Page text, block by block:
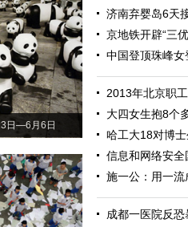
日—6月6日
济南弃婴岛6天
京地铁开辟“三
中国登顶珠峰
2013年北京职
大四女生抱8个
哈工大18对博
信息和网络安
施一公：用一流
成都一医院反